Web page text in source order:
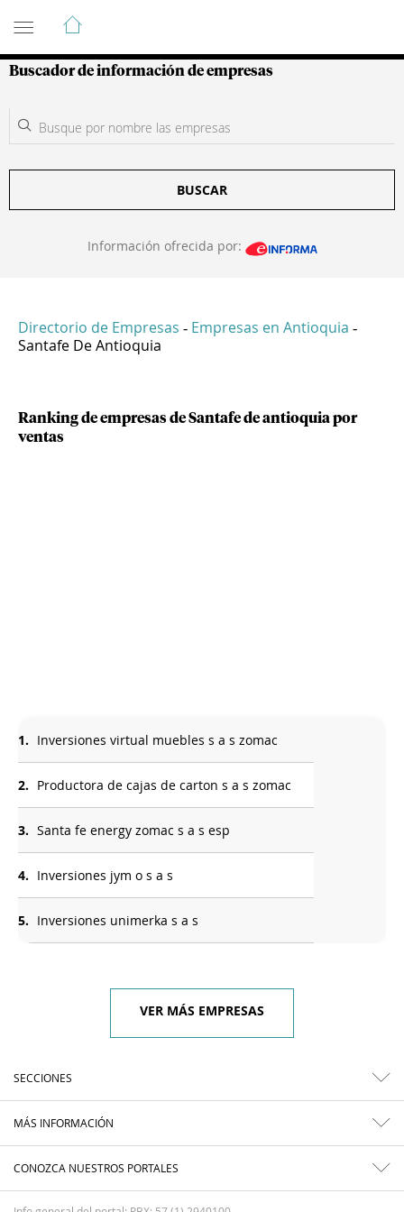
Guía de Empresas Colombianas
Buscador de información de empresas
BUSCAR
Información ofrecida por:
Directorio de Empresas - Empresas en Antioquia -
Santafe De Antioquia
Ranking de empresas de Santafe de antioquia por
ventas
1. Inversiones virtual muebles s a s zomac
2. Productora de cajas de carton s a s zomac
3. Santa fe energy zomac s a s esp
4. Inversiones jym o s a s
5. Inversiones unimerka s a s
VER MÁS EMPRESAS
SECCIONES
MÁS INFORMACIÓN
CONOZCA NUESTROS PORTALES